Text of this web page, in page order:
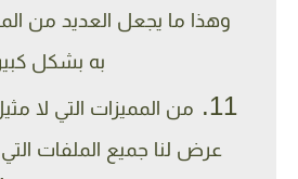
وهذا ما يجعل العديد من
به بشكل
من المميزات التي لا
عرض لنا جميع الملفات